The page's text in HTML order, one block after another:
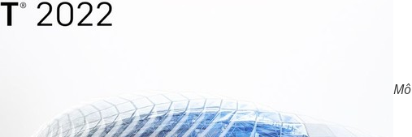
Mô